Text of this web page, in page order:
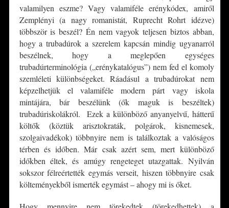
valamilyen eszme? Vagy valamiféle erénykódex, amiről
Zemplényi (a nagy romanistát, Ruprecht Rohrt idézve)
többször is beszél? Én nem vagyok teljesen biztos abban,
hogy a trubadúrok a szerelem kapcsán mindig ugyanarról
beszélnek, hogy a meglepően egységes
trubadúrterminológia („erénykatalógus”) nem fed el komoly
szemléleti különbségeket. Ráadásul a trubadúrokat nem
képzelhetjük el valamiféle modern párt vagy iskola
mintájára, bár beszélünk (ők maguk is beszéltek)
trubadúriskolákról. Ezek a különböző anyanyelvű, hátterű
költők (köztük arisztokraták, polgárok, kisnemesek,
szolgaivadékok) többnyire nem is találkoztak a valóságos
térben és időben. Már csak azért sem, mert különböző
időkben éltek, és amúgy rengeteget utazgattak. Nyilván
sokszor félreértették egymás verseit, hiszen többnyire csak
költeményekből ismerték egymást – ahogy mi is őket.